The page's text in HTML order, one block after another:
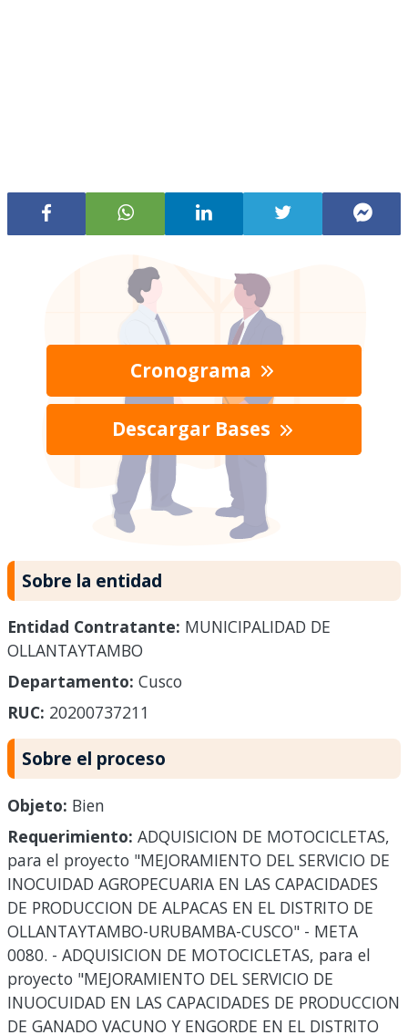
Cronograma
Descargar Bases
Sobre la entidad
Entidad Contratante: MUNICIPALIDAD DE
OLLANTAYTAMBO
Departamento: Cusco
RUC: 20200737211
Sobre el proceso
Objeto: Bien
Requerimiento: ADQUISICION DE MOTOCICLETAS,
para el proyecto "MEJORAMIENTO DEL SERVICIO DE
INOCUIDAD AGROPECUARIA EN LAS CAPACIDADES
DE PRODUCCION DE ALPACAS EN EL DISTRITO DE
OLLANTAYTAMBO-URUBAMBA-CUSCO" - META
0080. - ADQUISICION DE MOTOCICLETAS, para el
proyecto "MEJORAMIENTO DEL SERVICIO DE
INUOCUIDAD EN LAS CAPACIDADES DE PRODUCCION
DE GANADO VACUNO Y ENGORDE EN EL DISTRITO